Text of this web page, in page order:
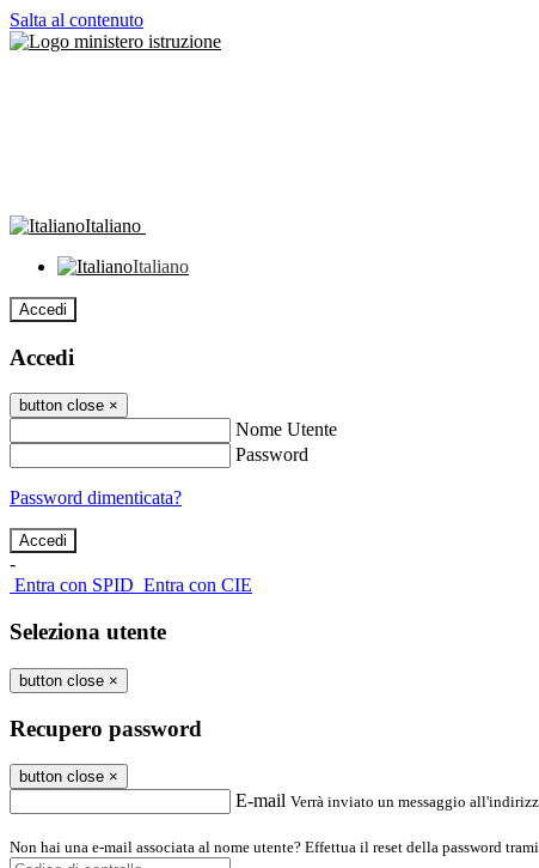
Salta al contenuto
Italiano
Italiano
Accedi
Accedi
button close ×
Nome Utente
Password
Password dimenticata?
-
Entra con SPID Entra con CIE
Seleziona utente
button close ×
Recupero password
button close ×
E-mail Verrà inviato un messaggio
Non hai una e-mail associata al nome utente? Effettua il reset della password